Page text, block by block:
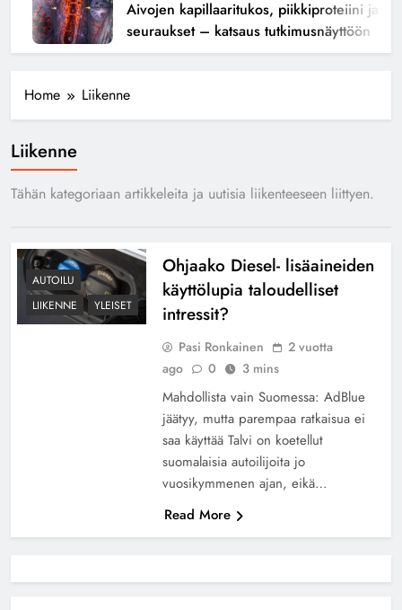
Aivojen kapillaaritukos, piikkiproteiini ja
seuraukset – katsaus tutkimusnäyttöön
Home Liikenne
Liikenne
Tähän kategoriaan artikkeleita ja uutisia liikenteeseen liittyen.
AUTOILU
LIIKENNE
YLEISET
Ohjaako Diesel- lisäaineiden
käyttölupia taloudelliset
intressit?
Pasi Ronkainen
2 vuotta
ago
0 3 mins
Mahdollista vain Suomessa: AdBlue
jäätyy, mutta parempaa ratkaisua ei
saa käyttää Talvi on koetellut
suomalaisia autoilijoita jo
vuosikymmenen ajan, eikä…
Read More